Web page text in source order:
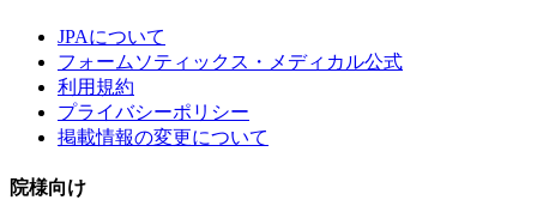
JPAについて
フォームソティックス・メディカル公式
利用規約
プライバシーポリシー
掲載情報の変更について
院様向け